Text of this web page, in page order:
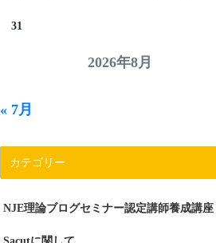
2026年8月
31
« 7月
カテゴリー
NJE理論ブログセミナー認定講師養成講座